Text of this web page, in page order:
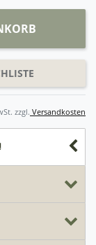
zzgl. Versandkosten